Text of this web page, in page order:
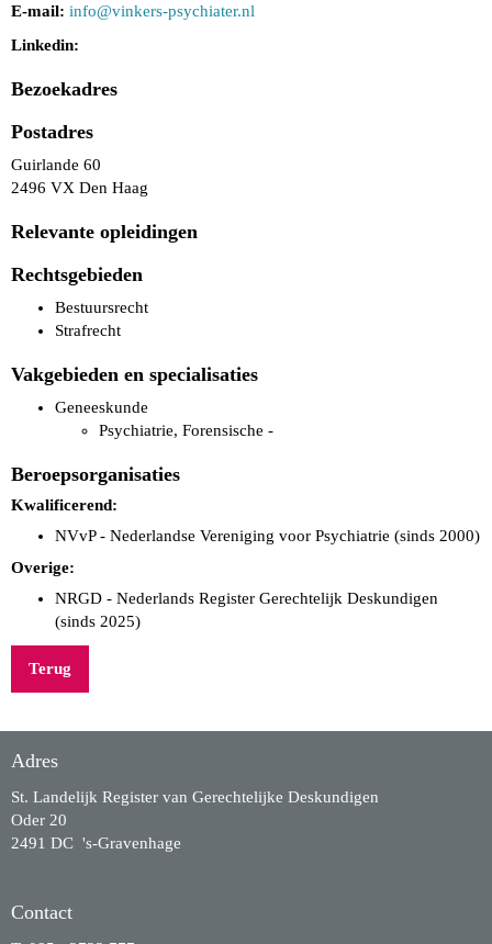
E-mail: ofni@vinkers-psychiater.nl
Linkedin:
Bezoekadres
Postadres
Guirlande 60
2496 VX Den Haag
Relevante opleidingen
Rechtsgebieden
Bestuursrecht
Strafrecht
Vakgebieden en specialisaties
Geneeskunde
Psychiatrie, Forensische -
Beroepsorganisaties
Kwalificerend:
NVvP - Nederlandse Vereniging voor Psychiatrie (sinds 2000)
Overige:
NRGD - Nederlands Register Gerechtelijk Deskundigen
(sinds 2025)
Terug
Adres
St. Landelijk Register van Gerechtelijke Deskundigen
Oder 20
2491 DC 's-Gravenhage
Contact